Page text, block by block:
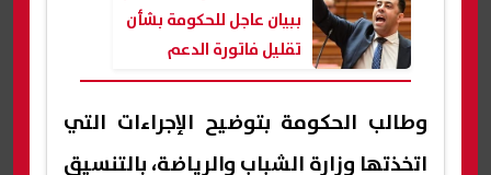
ببيان عاجل للحكومة بشأن
تقليل فاتورة الدعم
وطالب الحكومة بتوضيح الإجراءات التي
اتخذتها وزارة الشباب والرياضة، بالتنسيق